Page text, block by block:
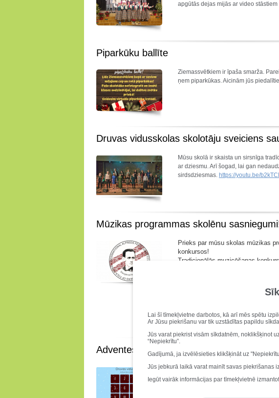
Lai šī tīmekļvietne darbotos, kā arī mēs spētu
Ar Jūsu piekrišanu var tik uzstādītas papildu
Jūs varat piekrist visām sīkdatnēm, noklikšķinot
“Nepiekrītu”.
Gadījumā, ja izvēlēsieties klikšķināt uz
Jūs jebkurā laikā varat mainīt savas piekrišanas
Iegūt vairāk informācijas par tīmekļvietnē
apgūtās dejas mijās ar video
Piparkūku ballīte
Ziemassvētkiem ir īpaša smarža.
ņem piparkūkas. Aicinām jūs
Druvas vidusskolas skolotāju sveiciens
Mūsu skolā ir skaista un sirsnīga
ar dziesmu. Arī šogad, lai gan
sirdsdziesmas. https://youtu.be/
Mūzikas programmas skolēnu
Prieks par mūsu skolas mūzikas
konkursos!
Tradicionālās muzicēšanas
un
Tapiņa). Konkursantu sniegumu
Adventes kalendārs ir klāt!
"Es dāvāju Tev visu savu prieku!" Lai
pārsteigumi ienes gaišas sajūtas